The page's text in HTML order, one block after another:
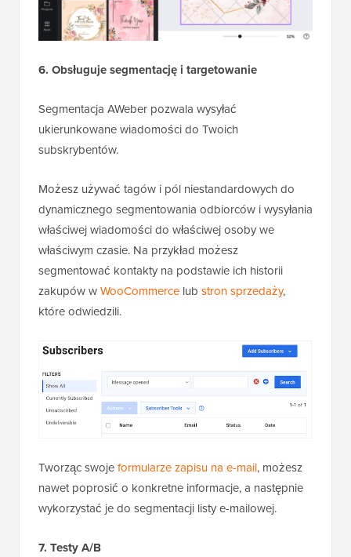
6. Obsługuje segmentację i targetowanie
Segmentacja AWeber pozwala wysyłać
ukierunkowane wiadomości do Twoich
subskrybentów.
Możesz używać tagów i pól niestandardowych do
dynamicznego segmentowania odbiorców i wysyłania
właściwej wiadomości do właściwej osoby we
właściwym czasie. Na przykład możesz
segmentować kontakty na podstawie ich historii
zakupów wWooCommerce lub stron sprzedaży,
które odwiedzili.
Tworząc swojeformularze zapisu na e-mail, możesz
nawet poprosić o konkretne informacje, a następnie
wykorzystać je do segmentacji listy e-mailowej.
7. Testy A/B